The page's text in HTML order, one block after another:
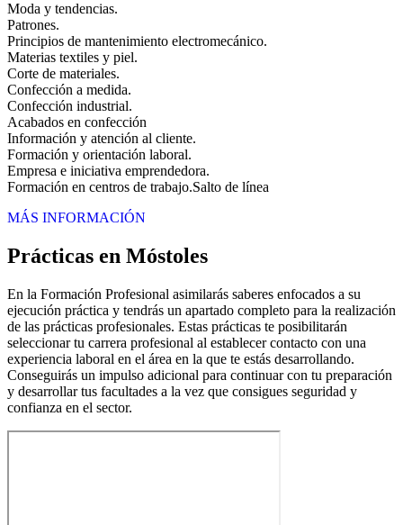
Moda y tendencias.
Patrones.
Principios de mantenimiento electromecánico.
Materias textiles y piel.
Corte de materiales.
Confección a medida.
Confección industrial.
Acabados en confección
Información y atención al cliente.
Formación y orientación laboral.
Empresa e iniciativa emprendedora.
Formación en centros de trabajo.Salto de línea
MÁS INFORMACIÓN
Prácticas en Móstoles
En la Formación Profesional asimilarás saberes enfocados a su
ejecución práctica y tendrás un apartado completo para la realización
de las prácticas profesionales. Estas prácticas te posibilitarán
seleccionar tu carrera profesional al establecer contacto con una
experiencia laboral en el área en la que te estás desarrollando.
Conseguirás un impulso adicional para continuar con tu preparación
y desarrollar tus facultades a la vez que consigues seguridad y
confianza en el sector.